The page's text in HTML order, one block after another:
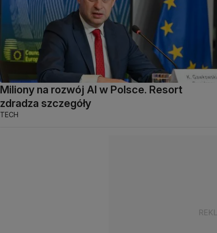
Miliony na rozwój AI w Polsce. Resort
zdradza szczegóły
TECH